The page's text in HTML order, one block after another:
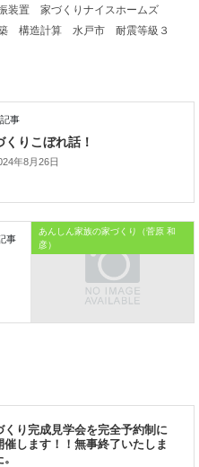
る」
装置
家づくりナイスホームズ
構造計算 水戸市
耐震等級３
前の記事
年8月26日
あんしん家族の家づくり（菅原 和
彦）